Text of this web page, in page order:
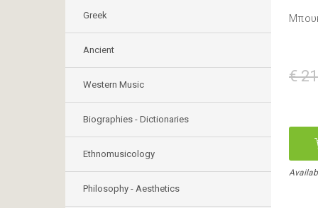
Greek
Ancient
Western Music
Biographies - Dictionaries
Ethnomusicology
Philosophy - Aesthetics
€